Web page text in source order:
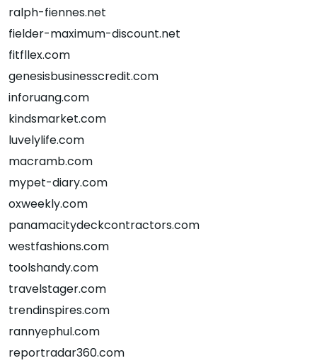
ralph-fiennes.net
fielder-maximum-discount.net
fitfllex.com
genesisbusinesscredit.com
inforuang.com
kindsmarket.com
luvelylife.com
macramb.com
mypet-diary.com
oxweekly.com
panamacitydeckcontractors.com
westfashions.com
toolshandy.com
travelstager.com
trendinspires.com
rannyephul.com
reportradar360.com